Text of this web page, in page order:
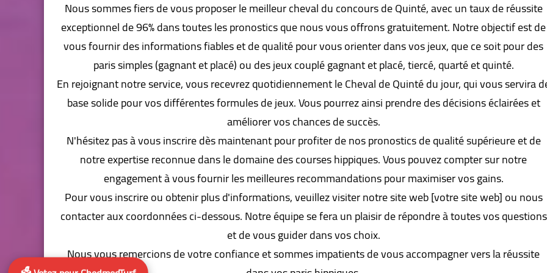
Nous sommes fiers de vous proposer le meilleur cheval du concours de Quinté, avec un taux de réussite
exceptionnel de 96% dans toutes les pronostics que nous vous offrons gratuitement. Notre objectif est de
vous fournir des informations fiables et de qualité pour vous orienter dans vos jeux, que ce soit pour des
paris simples (gagnant et placé) ou des jeux couplé gagnant et placé, tiercé, quarté et quinté.
En rejoignant notre service, vous recevrez quotidiennement le Cheval de Quinté du jour, qui vous servira
base solide pour vos différentes formules de jeux. Vous pourrez ainsi prendre des décisions éclairées et
améliorer vos chances de succès.
N'hésitez pas à vous inscrire dès maintenant pour profiter de nos pronostics de qualité supérieure et de
notre expertise reconnue dans le domaine des courses hippiques. Vous pouvez compter sur notre
engagement à vous fournir les meilleures recommandations pour maximiser vos gains.
Pour vous inscrire ou obtenir plus d'informations, veuillez visiter notre site web [votre site web] ou nous
contacter aux coordonnées ci-dessous. Notre équipe se fera un plaisir de répondre à toutes vos questions
et de vous guider dans vos choix.
Nous vous remercions de votre confiance et sommes impatients de vous accompagner vers la réussite